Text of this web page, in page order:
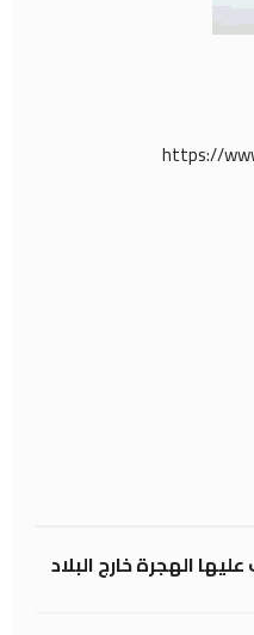
https://
الهجرة خارج البلاد